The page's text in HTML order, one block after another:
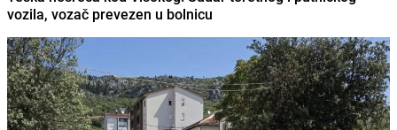
vozila, vozač prevezen u bolnicu